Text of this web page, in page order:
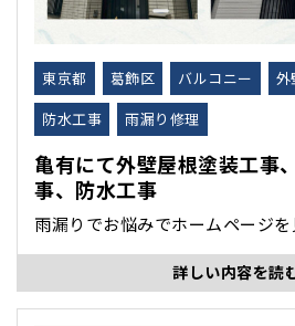
東京都 葛飾区 バルコニー 外
防水工事
雨漏り修理
亀有にて外壁屋根塗装工事
事、防水工事
雨漏りでお悩みでホームページを
詳しい内容を読